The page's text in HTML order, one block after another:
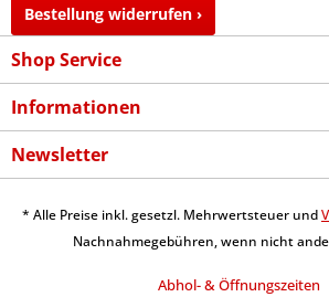
Bestellung widerrufen ›
Shop Service
Informationen
Newsletter
* Alle Preise inkl. gesetzl. Mehrwertsteuer und
Nachnahmegebühren, wenn nicht
Abhol- & Öffnungszeiten